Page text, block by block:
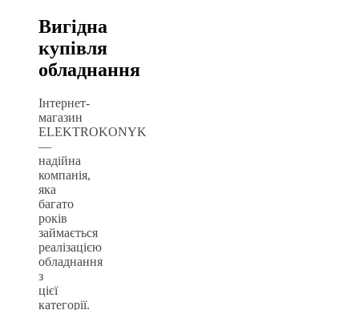
Вигідна
купівля
обладнання
Інтернет-
магазин
ELEKTROKONYK
—
надійна
компанія,
яка
багато
років
займається
реалізацією
обладнання
з
цієї
категорії.